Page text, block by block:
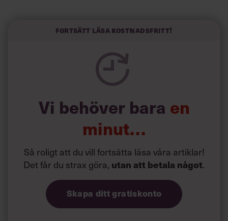
ledaregenskaper i nr 10 2010.Läs hela testet här!
Fortsätt läsa kostnadsfritt!
Vi behöver bara en
minut…
Så roligt att du vill fortsätta läsa våra artiklar!
Det får du strax göra, utan att betala något.
Skapa ditt gratiskonto